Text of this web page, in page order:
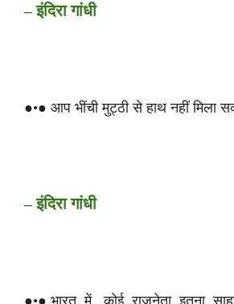
– इंदिरा गांधी
●•● आप भींची मुट्ठी से हाथ नहीं मिला
– इंदिरा गांधी
●•● भारत में कोई राजनेता इतना